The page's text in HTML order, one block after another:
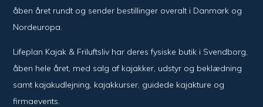
åben året rundt og sender bestillinger overalt i Danmark og
Nordeuropa.
Lifeplan Kajak & Friluftsliv har deres fysiske butik i Svendborg,
åben hele året, med salg af kajakker, udstyr og beklædning
samt kajakudlejning, kajakkurser, guidede kajakture og
firmaevents.